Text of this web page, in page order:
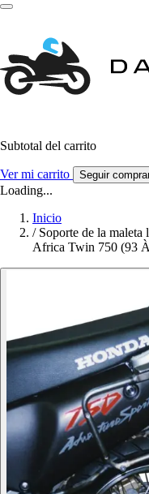
Subtotal del carrito
Ver mi carrito Seguir
Loading...
Inicio
/ Soporte de la
Africa Twin 750 (93